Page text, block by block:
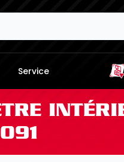
Service